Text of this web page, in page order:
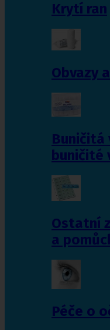
Krytí ran
Obvazy
Buničitá
buničité
Ostatní
a
Péče o